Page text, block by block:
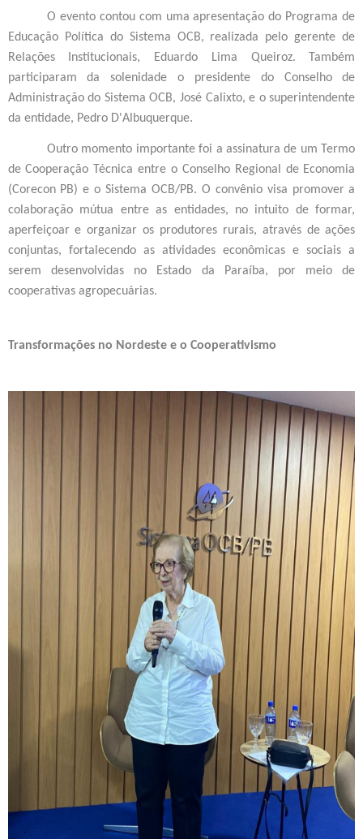
O evento contou com uma apresentação do Programa de
Educação Política do Sistema OCB, realizada pelo gerente de
Relações Institucionais, Eduardo Lima Queiroz. Também
participaram da solenidade o presidente do Conselho de
Administração do Sistema OCB, José Calixto, e o superintendente
da entidade, Pedro D'Albuquerque.
Outro momento importante foi a assinatura de um Termo
de Cooperação Técnica entre o Conselho Regional de Economia
(Corecon PB) e o Sistema OCB/PB. O convênio visa promover a
colaboração mútua entre as entidades, no intuito de formar,
aperfeiçoar e organizar os produtores rurais, através de ações
conjuntas, fortalecendo as atividades econômicas e sociais a
serem desenvolvidas no Estado da Paraíba, por meio de
cooperativas agropecuárias.
Transformações no Nordeste e o Cooperativismo